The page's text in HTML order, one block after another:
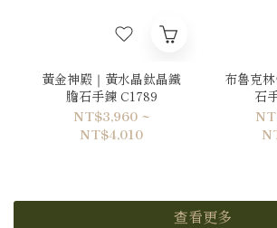
黃金神殿｜黃水晶鈦晶鐵
膽石手鍊 C1789
NT$3,960 ~
NT$4,010
布魯克
石
查看更多